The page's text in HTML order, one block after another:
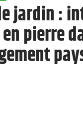
jardin :
pierre